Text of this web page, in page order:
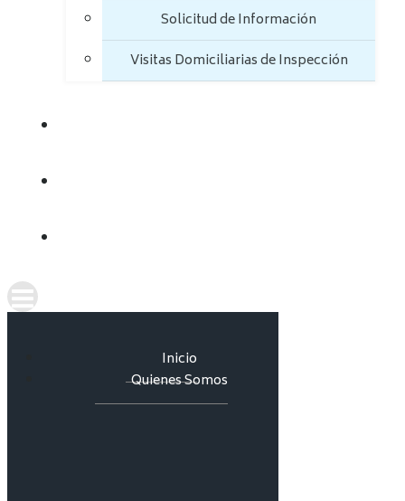
Solicitud de Información
Visitas Domiciliarias de Inspección
Inicio
Quienes Somos